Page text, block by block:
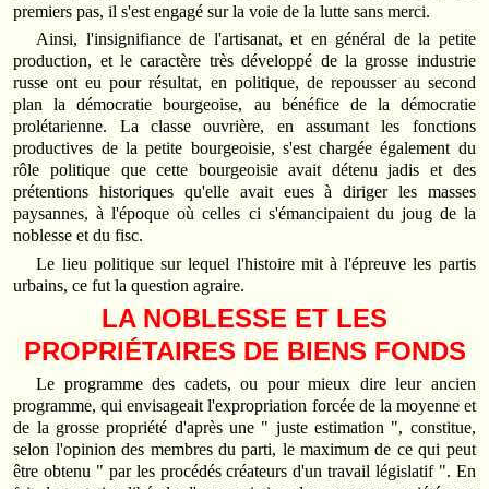
premiers pas, il s'est engagé sur la voie de la lutte sans merci.
Ainsi, l'insignifiance de l'artisanat, et en général de la petite
production, et le caractère très développé de la grosse industrie
russe ont eu pour résultat, en politique, de repousser au second
plan la démocratie bourgeoise, au bénéfice de la démocratie
prolétarienne. La classe ouvrière, en assumant les fonctions
productives de la petite bourgeoisie, s'est chargée également du
rôle politique que cette bourgeoisie avait détenu jadis et des
prétentions historiques qu'elle avait eues à diriger les masses
paysannes, à l'époque où celles ci s'émancipaient du joug de la
noblesse et du fisc.
Le lieu politique sur lequel l'histoire mit à l'épreuve les partis
urbains, ce fut la question agraire.
LA NOBLESSE ET LES
PROPRIÉTAIRES DE BIENS FONDS
Le programme des cadets, ou pour mieux dire leur ancien
programme, qui envisageait l'expropriation forcée de la moyenne et
de la grosse propriété d'après une " juste estimation ", constitue,
selon l'opinion des membres du parti, le maximum de ce qui peut
être obtenu " par les procédés créateurs d'un travail législatif ". En